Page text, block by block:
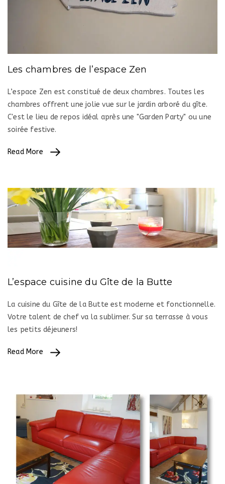
Les chambres de l’espace Zen
L’espace Zen est constitué de deux chambres. Toutes les
chambres offrent une jolie vue sur le jardin arboré du gîte.
C'est le lieu de repos idéal après une "Garden Party" ou une
soirée festive.
Read More
L’espace cuisine du Gîte de la Butte
La cuisine du Gîte de la Butte est moderne et fonctionnelle.
Votre talent de chef va la sublimer. Sur sa terrasse à vous
les petits déjeuners!
Read More